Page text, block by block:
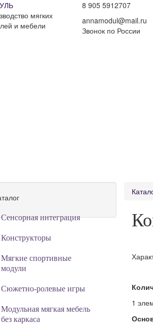
мягких
и мебели
8 905 5912707
annamodul@mail.ru
Звонок по России
Сенсорная интеграция
Конструкторы
Мягкие спортивные
модули
Cюжетно-ролевые игры
Модульная мягкая мебель
без каркаса
1